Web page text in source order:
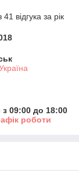
відгука за рік
09:00 до 18:00
роботи